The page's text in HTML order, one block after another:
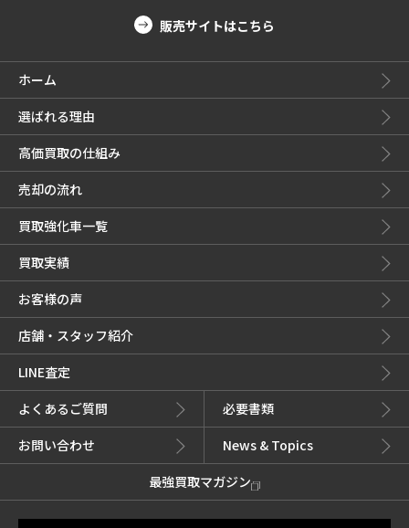
販売サイトはこちら
ホーム
選ばれる理由
高価買取の仕組み
売却の流れ
買取強化車一覧
買取実績
お客様の声
店舗・スタッフ紹介
LINE査定
よくあるご質問
必要書類
お問い合わせ
News & Topics
最強買取マガジン